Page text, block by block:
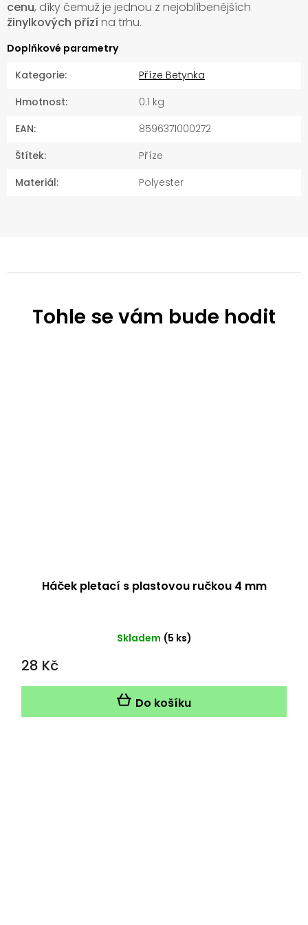
Háček pletací s plastovou ručkou 4 mm
Skladem (5 ks)
28 Kč
Do košíku
cenu, díky čemuž je jednou z nejoblíbenějších
žinylkových přízína trhu.
Doplňkové parametry
Kategorie:
Příze Betynka
Hmotnost:
0.1 kg
EAN:
8596371000272
Štítek:
Příze
Materiál: Polyester